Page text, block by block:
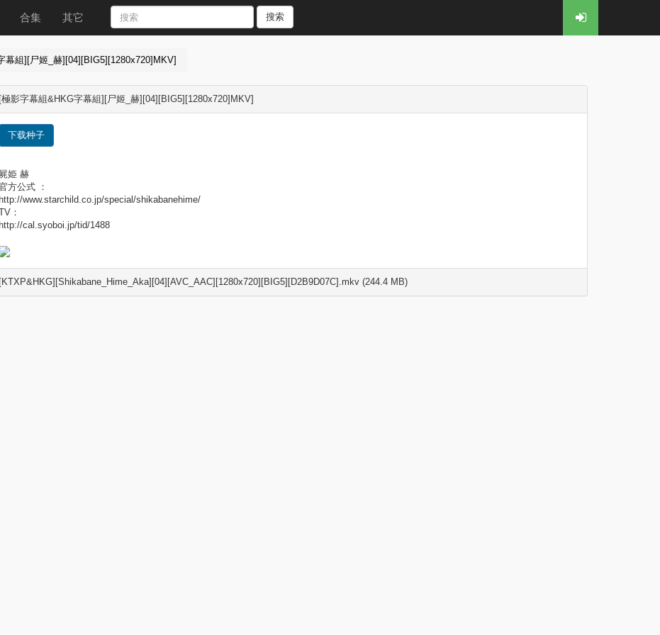
合集 其它 搜索
幕組][尸姬_赫][04][BIG5][1280x720]MKV]
[極影字幕組&HKG字幕組][尸姬_赫][04][BIG5][1280x720]MKV]
下载种子
屍姫 赫
方公式 ：
http://www.starchild.co.jp/special/shikabanehime/
：
http://cal.syoboi.jp/tid/1488
[KTXP&HKG][Shikabane_Hime_Aka][04][AVC_AAC][1280x720][BIG5][D2B9D07C].mkv (244.4 MB)